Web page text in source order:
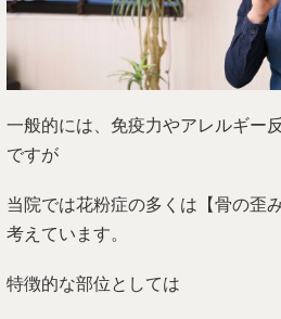
一般的には、免疫力やアレルギー
ですが
当院では花粉症の多くは【骨の歪
考えています。
特徴的な部位としては